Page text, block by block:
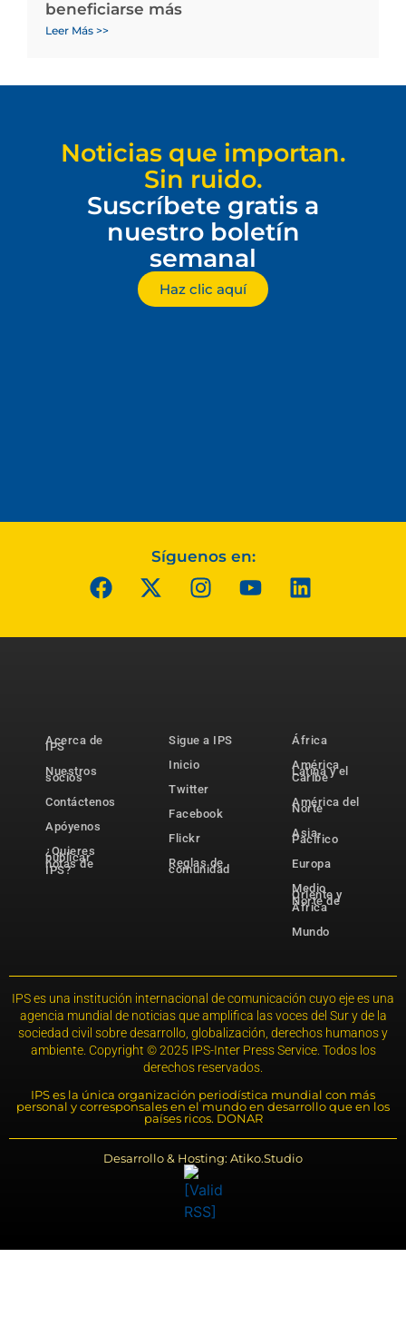
beneficiarse más
Leer Más >>
Noticias que importan.
Sin ruido.
Suscríbete gratis a
nuestro boletín
semanal
Haz clic aquí
Síguenos en:
Acerca de
IPS
Nuestros
socios
Contáctenos
Apóyenos
¿Quieres
publicar
notas de
IPS?
Sigue a IPS
Inicio
Twitter
Facebook
Flickr
Reglas de
comunidad
África
América
Latina y el
Caribe
América del
Norte
Asia-
Pacífico
Europa
Medio
Oriente y
Norte de
África
Mundo
IPS es una institución internacional de comunicación cuyo eje es una
agencia mundial de noticias que amplifica las voces del Sur y de la
sociedad civil sobre desarrollo, globalización, derechos humanos y
ambiente. Copyright © 2025 IPS-Inter Press Service. Todos los
derechos reservados.
IPS es la única organización periodística mundial con más
personal y corresponsales en el mundo en desarrollo que en los
países ricos. DONAR
Desarrollo & Hosting: Atiko.Studio